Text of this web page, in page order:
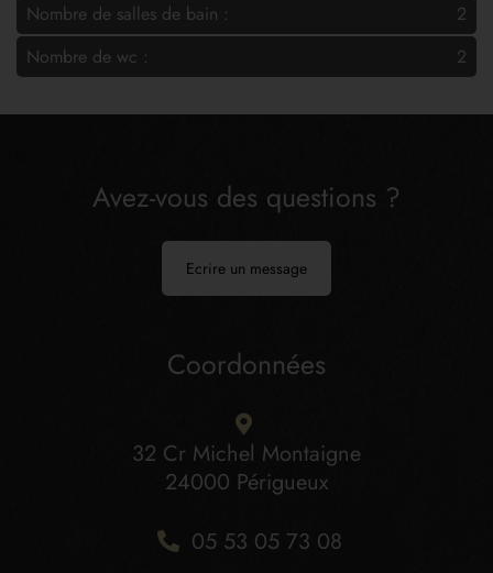
Nombre de salles de bain :
2
Nombre de wc :
2
Avez-vous des questions ?
Ecrire un message
Coordonnées
32 Cr Michel Montaigne
24000 Périgueux
05 53 05 73 08